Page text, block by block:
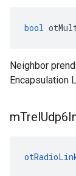
bool
Neighbor
Encapsulation
mTrel